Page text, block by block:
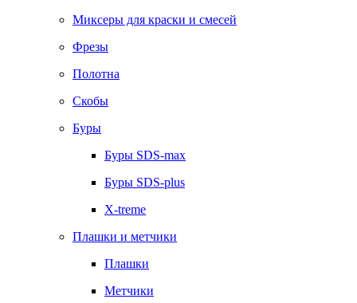
Миксеры для краски и смесей
Фрезы
Полотна
Скобы
Буры
Буры SDS-max
Буры SDS-plus
X-treme
Плашки и метчики
Плашки
Метчики